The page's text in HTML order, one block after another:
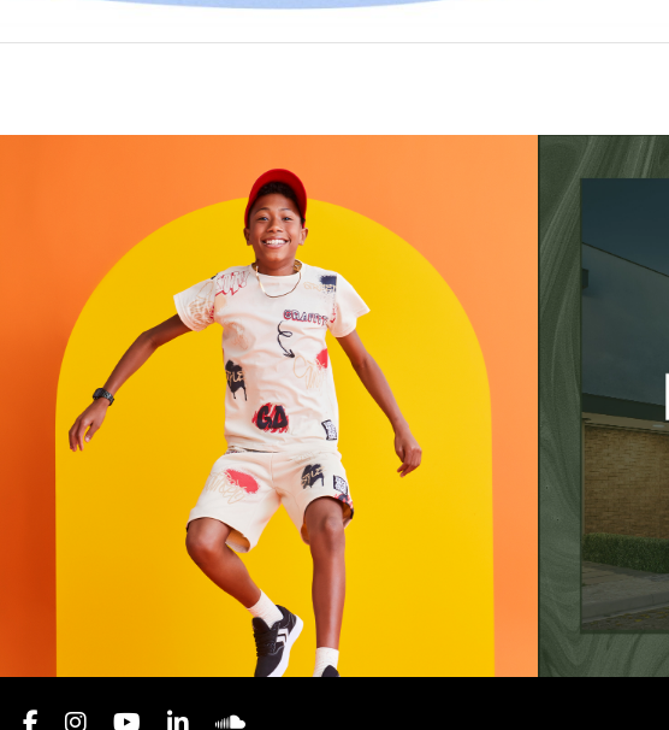
Dia das Crianças
Lojas Torra